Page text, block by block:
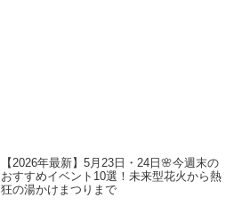
【2026年最新】5月23日・24日🌸今週末の
おすすめイベント10選！未来型花火から熱
狂の湯かけまつりまで